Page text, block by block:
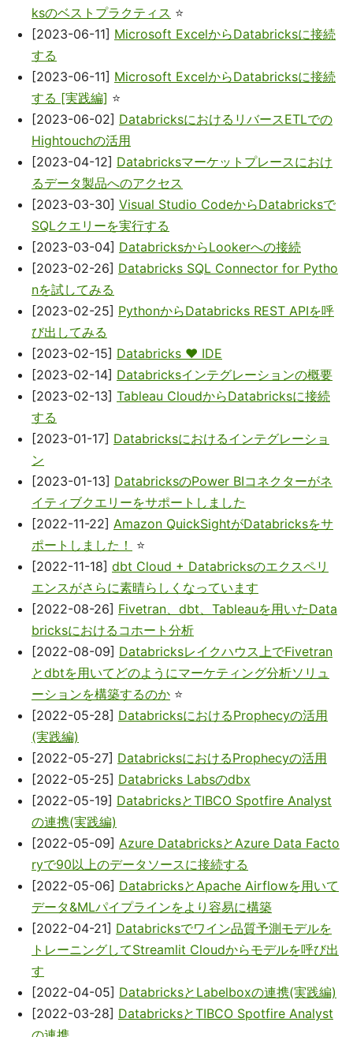
ksのベストプラクティス ⭐
[2023-06-11] Microsoft ExcelからDatabricksに接続
する
[2023-06-11] Microsoft ExcelからDatabricksに接続
する [実践編] ⭐
[2023-06-02] DatabricksにおけるリバースETLでの
Hightouchの活用
[2023-04-12] Databricksマーケットプレースにおけ
るデータ製品へのアクセス
[2023-03-30] Visual Studio CodeからDatabricksで
SQLクエリーを実行する
[2023-03-04] DatabricksからLookerへの接続
[2023-02-26] Databricks SQL Connector for Pytho
nを試してみる
[2023-02-25] PythonからDatabricks REST APIを呼
び出してみる
[2023-02-15] Databricks ❤️ IDE
[2023-02-14] Databricksインテグレーションの概要
[2023-02-13] Tableau CloudからDatabricksに接続
する
[2023-01-17] Databricksにおけるインテグレーショ
ン
[2023-01-13] DatabricksのPower BIコネクターがネ
イティブクエリーをサポートしました
[2022-11-22] Amazon QuickSightがDatabricksをサ
ポートしました！
⭐
[2022-11-18] dbt Cloud + Databricksのエクスペリ
エンスがさらに素晴らしくなっています
[2022-08-26] Fivetran、dbt、Tableauを用いたData
bricksにおけるコホート分析
[2022-08-09] Databricksレイクハウス上でFivetran
とdbtを用いてどのようにマーケティング分析ソリュ
ーションを構築するのか ⭐
[2022-05-28] DatabricksにおけるProphecyの活用
(実践編)
[2022-05-27] DatabricksにおけるProphecyの活用
[2022-05-25] Databricks Labsのdbx
[2022-05-19] DatabricksとTIBCO Spotfire Analyst
の連携(実践編)
[2022-05-09] Azure DatabricksとAzure Data Facto
ryで90以上のデータソースに接続する
[2022-05-06] DatabricksとApache Airflowを用いて
データ&MLパイプラインをより容易に構築
[2022-04-21] Databricksでワイン品質予測モデルを
トレーニングしてStreamlit Cloudからモデルを呼び出
す
[2022-04-05] DatabricksとLabelboxの連携(実践編)
[2022-03-28] DatabricksとTIBCO Spotfire Analyst